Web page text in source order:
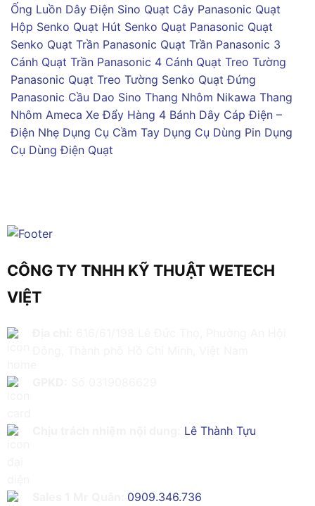
Ống Luồn Dây Điện Sino Quạt Cây Panasonic Quạt
Hộp Senko Quạt Hút Senko Quạt Panasonic Quạt
Senko Quạt Trần Panasonic Quạt Trần Panasonic 3
Cánh Quạt Trần Panasonic 4 Cánh Quạt Treo Tường
Panasonic Quạt Treo Tường Senko Quạt Đứng
Panasonic Cầu Dao Sino Thang Nhôm Nikawa Thang
Nhôm Ameca Xe Đẩy Hàng 4 Bánh Dây Cáp Điện –
Điện Nhẹ Dụng Cụ Cầm Tay Dụng Cụ Dùng Pin Dụng
Cụ Dùng Điện Quạt
CÔNG TY TNHH KỸ THUẬT WETECH
VIỆT
Lê Thành Tựu
0909.346.736